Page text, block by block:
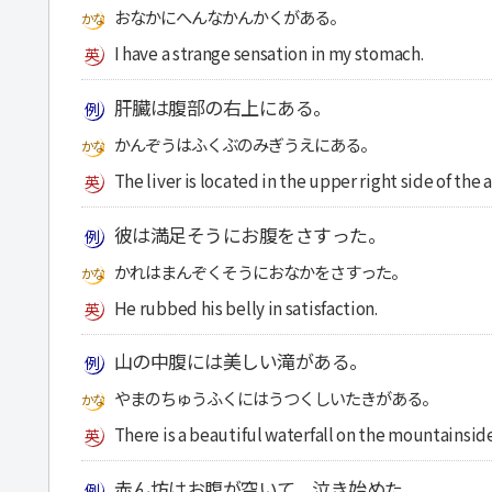
おなかにへんなかんかくがある。
I have a strange sensation in my stomach.
肝臓は腹部の右上にある。
かんぞうはふくぶのみぎうえにある。
The liver is located in the upper right side of the
彼は満足そうにお腹をさすった。
かれはまんぞくそうにおなかをさすった。
He rubbed his belly in satisfaction.
山の中腹には美しい滝がある。
やまのちゅうふくにはうつくしいたきがある。
There is a beautiful waterfall on the